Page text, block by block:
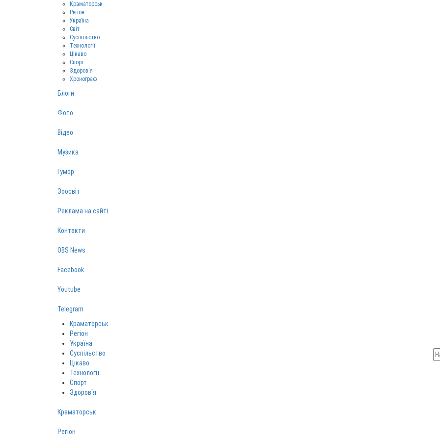
Краматорськ
Регіон
Україна
Світ
Суспільство
Технології
Цікаво
Спорт
Здоров‘я
Хронограф
Блоги
Фото
Відео
Музика
Гумор
Зоосвіт
Реклама на сайті
Контакти
OBS News
Facebook
Youtube
Telegram
Краматорськ
Регіон
Україна
Суспільство
Цікаво
Технології
Спорт
Здоров‘я
Краматорськ
Регіон